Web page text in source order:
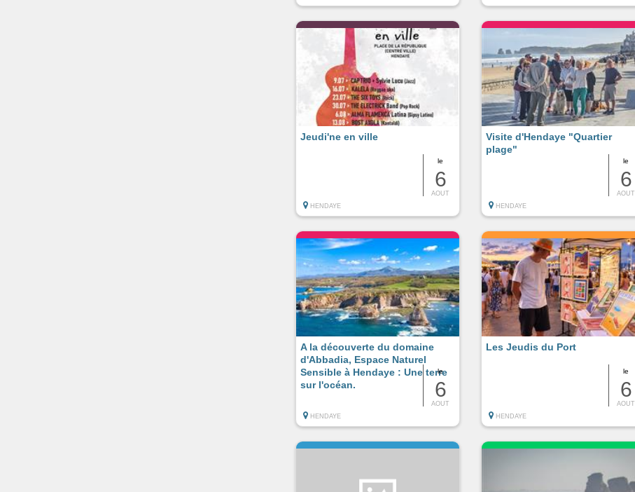
le
6
AOUT
Jeudi'ne en ville
HENDAYE
le
6
AOUT
Visite d'Hendaye "Quartier
plage"
HENDAYE
le
6
AOUT
A la découverte du domaine
d'Abbadia, Espace Naturel
Sensible à Hendaye : Une terre
sur l'océan.
HENDAYE
le
6
AOUT
Les Jeudis du Port
HENDAYE